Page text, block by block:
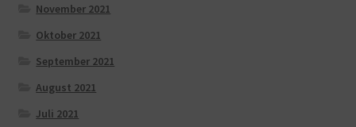
November 2021
Oktober 2021
September 2021
August 2021
Juli 2021